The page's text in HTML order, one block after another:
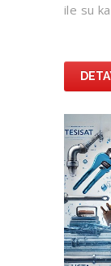
ile su